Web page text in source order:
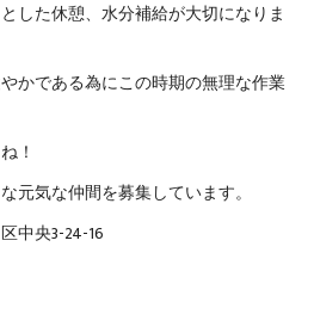
した休憩、水分補給が大切になりま
かである為にこの時期の無理な作業
！
元気な仲間を募集しています。
中央3-24-16